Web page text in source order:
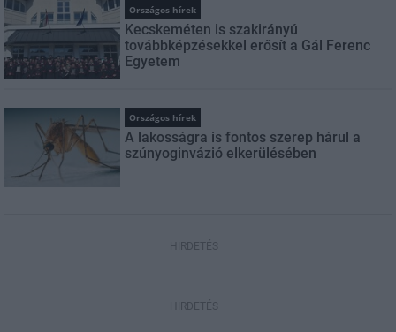
Országos hírek
Kecskeméten is szakirányú
továbbképzésekkel erősít a Gál Ferenc
Egyetem
Országos hírek
A lakosságra is fontos szerep hárul a
szúnyoginvázió elkerülésében
HIRDETÉS
HIRDETÉS